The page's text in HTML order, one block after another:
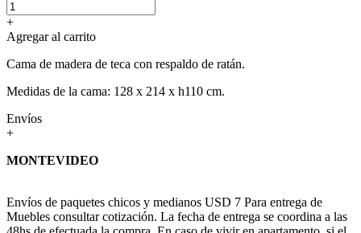
+
Agregar al carrito
Cama de madera de teca con respaldo de ratán.
Medidas de la cama: 128 x 214 x h110 cm.
Envíos
+
MONTEVIDEO
Envíos de paquetes chicos y medianos USD 7 Para entrega de
Muebles consultar cotización. La fecha de entrega se coordina a las